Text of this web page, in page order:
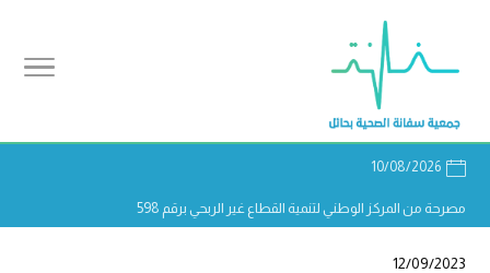
10/08/2026
مصرحة من المركز الوطني لتنمية القطاع غير الربحي برقم 598
12/09/2023